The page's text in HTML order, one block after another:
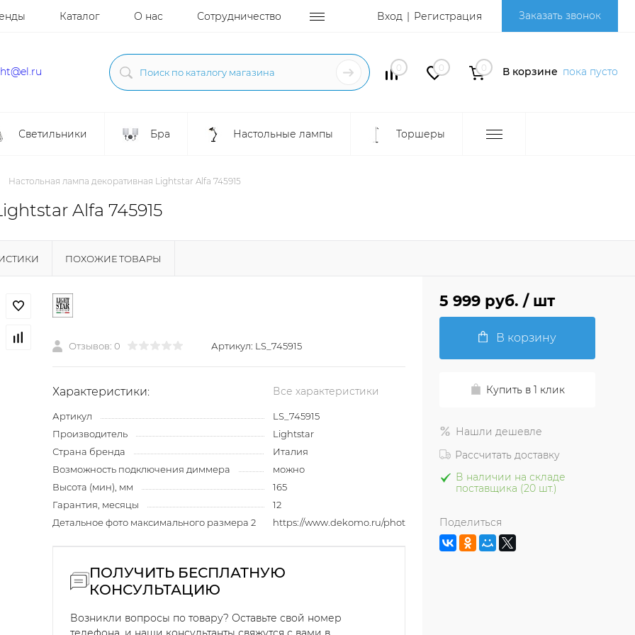
Каталог О нас Сотрудничество Вход Регистрация Заказать звонок
0 0 0 В корзине пока пусто
Светильники Бра Настольные лампы Торшеры
Настольная лампа декоративная Lightstar Alfa 745915
Alfa 745915
ПОХОЖИЕ ТОВАРЫ
Отзывов: 0 Артикул: LS_745915
Характеристики: Все характеристики
Артикул
LS_745915
Производитель
Lightstar
Страна бренда
Италия
Возможность подключения диммера
можно
Высота (мин), мм
165
Гарантия, месяцы
12
Детальное фото максимального размера 2
https://www.dekomo.ru/photo2_krop_max/LS_745915.jpg
ПОЛУЧИТЬ БЕСПЛАТНУЮ
КОНСУЛЬТАЦИЮ
Возникли вопросы по товару? Оставьте свой номер
5 999 руб. / шт
В корзину
Купить в 1 клик
Нашли дешевле
Рассчитать доставку
В наличии на складе
поставщика (20 шт.)
Поделиться